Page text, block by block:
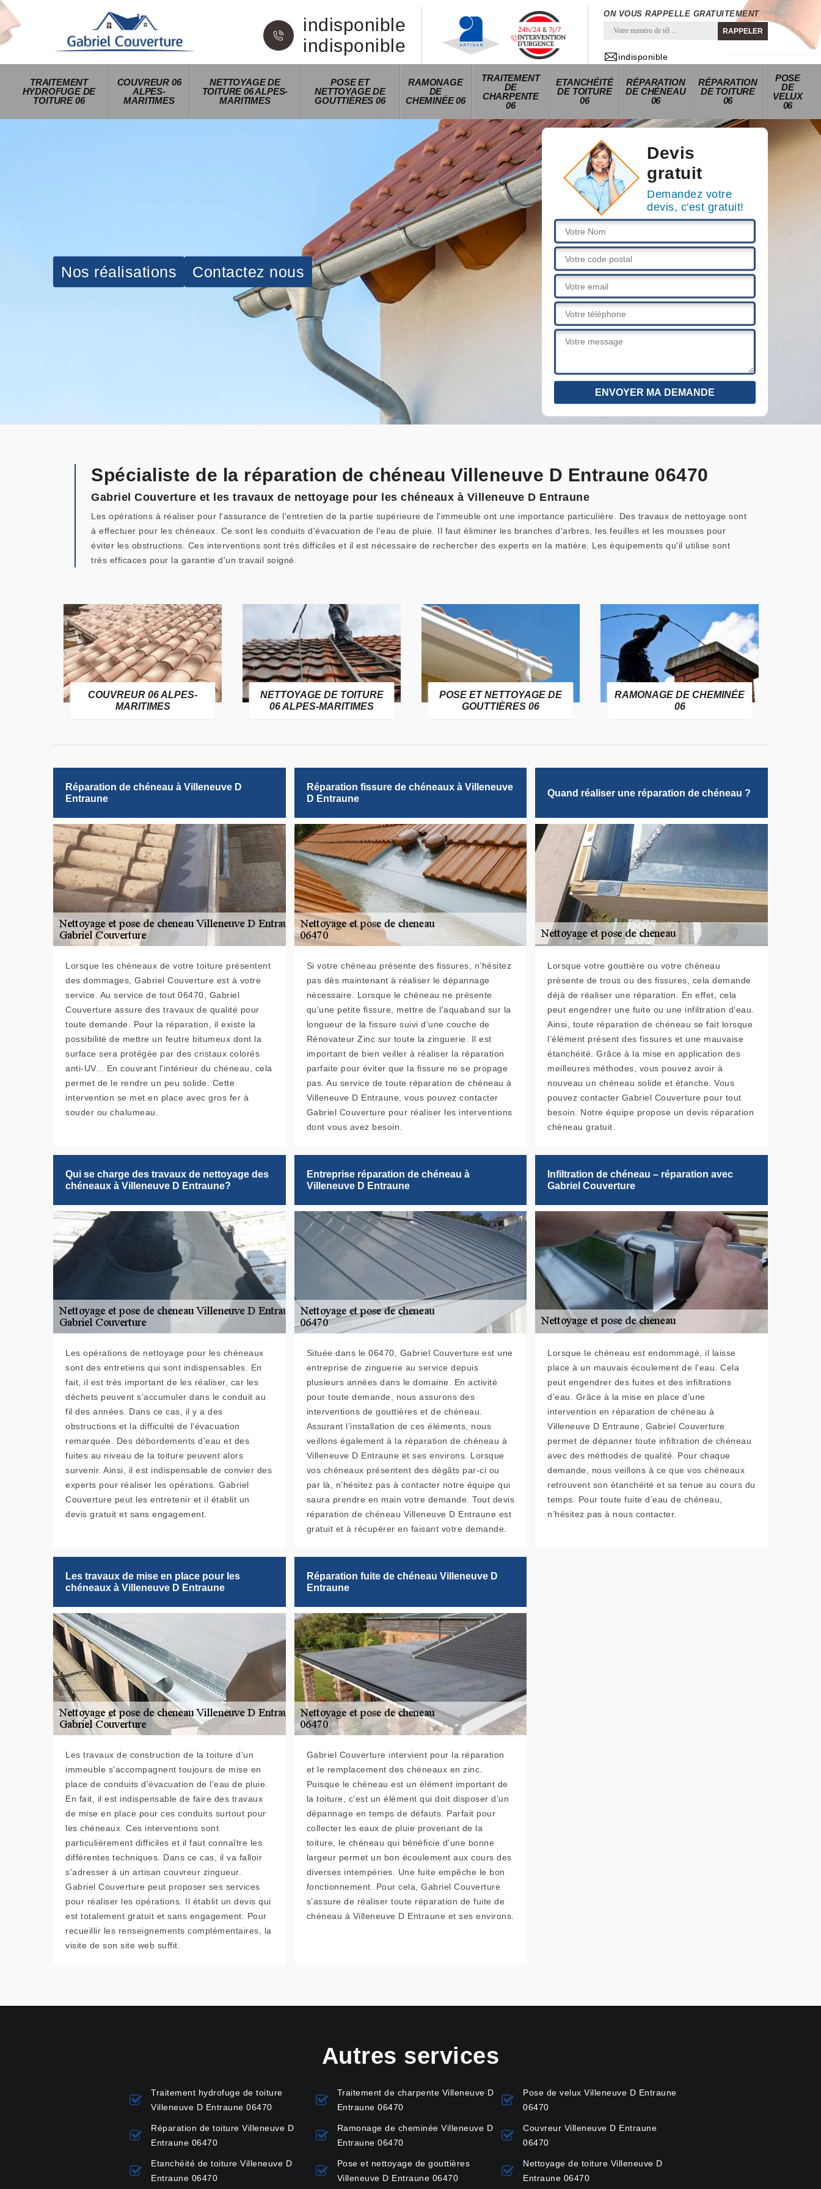
indisponible
indisponible
ON VOUS RAPPELLE GRATUITEMENT
indisponible
TRAITEMENT
HYDROFUGE DE
TOITURE 06
COUVREUR 06
ALPES-
MARITIMES
NETTOYAGE DE
TOITURE 06 ALPES-
MARITIMES
POSE ET
NETTOYAGE DE
GOUTTIÈRES 06
RAMONAGE
DE
CHEMINÉE 06
TRAITEMENT
DE
CHARPENTE
06
ETANCHÉITÉ
DE TOITURE
06
RÉPARATION
DE CHÉNEAU
06
RÉPARATION
DE TOITURE
06
POSE
DE
VELUX
06
Nos réalisations Contactez nous
Devis
gratuit
Demandez votre
devis, c'est gratuit!
Spécialiste de la réparation de chéneau Villeneuve D Entraune 06470
Gabriel Couverture et les travaux de nettoyage pour les chéneaux à Villeneuve D Entraune
Les opérations à réaliser pour l'assurance de l'entretien de la partie supérieure de l'immeuble ont une importance particulière. Des travaux de nettoyage sont
à effectuer pour les chéneaux. Ce sont les conduits d'évacuation de l'eau de pluie. Il faut éliminer les branches d'arbres, les feuilles et les mousses pour
éviter les obstructions. Ces interventions sont très difficiles et il est nécessaire de rechercher des experts en la matière. Les équipements qu'il utilise sont
très efficaces pour la garantie d'un travail soigné.
COUVREUR 06 ALPES-
MARITIMES
NETTOYAGE DE TOITURE
06 ALPES-MARITIMES
POSE ET NETTOYAGE DE
GOUTTIÈRES 06
RAMONAGE DE CHEMINÉE
06
Réparation de chéneau à Villeneuve D
Entraune
Lorsque les chéneaux de votre toiture présentent
des dommages, Gabriel Couverture est à votre
service. Au service de tout 06470, Gabriel
Couverture assure des travaux de qualité pour
toute demande. Pour la réparation, il existe la
possibilité de mettre un feutre bitumeux dont la
surface sera protégée par des cristaux colorés
anti-UV... En couvrant l'intérieur du chéneau, cela
permet de le rendre un peu solide. Cette
intervention se met en place avec gros fer à
souder ou chalumeau.
Réparation fissure de chéneaux à Villeneuve
D Entraune
Si votre chéneau présente des fissures, n’hésitez
pas dès maintenant à réaliser le dépannage
nécessaire. Lorsque le chéneau ne présente
qu’une petite fissure, mettre de l'aquaband sur la
longueur de la fissure suivi d’une couche de
Rénovateur Zinc sur toute la zinguerie. Il est
important de bien veiller à réaliser la réparation
parfaite pour éviter que la fissure ne se propage
pas. Au service de toute réparation de chéneau à
Villeneuve D Entraune, vous pouvez contacter
Gabriel Couverture pour réaliser les interventions
dont vous avez besoin.
Quand réaliser une réparation de chéneau ?
Lorsque votre gouttière ou votre chéneau
présente de trous ou des fissures, cela demande
déjà de réaliser une réparation. En effet, cela
peut engendrer une fuite ou une infiltration d’eau.
Ainsi, toute réparation de chéneau se fait lorsque
l’élément présent des fissures et une mauvaise
étanchéité. Grâce à la mise en application des
meilleures méthodes, vous pouvez avoir à
nouveau un chéneau solide et étanche. Vous
pouvez contacter Gabriel Couverture pour tout
besoin. Notre équipe propose un devis réparation
chéneau gratuit.
Qui se charge des travaux de nettoyage des
chéneaux à Villeneuve D Entraune?
Les opérations de nettoyage pour les chéneaux
sont des entretiens qui sont indispensables. En
fait, il est très important de les réaliser, car les
déchets peuvent s'accumuler dans le conduit au
fil des années. Dans ce cas, il y a des
obstructions et la difficulté de l'évacuation
remarquée. Des débordements d'eau et des
fuites au niveau de la toiture peuvent alors
survenir. Ainsi, il est indispensable de convier des
experts pour réaliser les opérations. Gabriel
Couverture peut les entretenir et il établit un
devis gratuit et sans engagement.
Entreprise réparation de chéneau à
Villeneuve D Entraune
Située dans le 06470, Gabriel Couverture est une
entreprise de zinguerie au service depuis
plusieurs années dans le domaine. En activité
pour toute demande, nous assurons des
interventions de gouttières et de chéneau.
Assurant l’installation de ces éléments, nous
veillons également à la réparation de chéneau à
Villeneuve D Entraune et ses environs. Lorsque
vos chéneaux présentent des dégâts par-ci ou
par là, n’hésitez pas à contacter notre équipe qui
saura prendre en main votre demande. Tout devis
réparation de chéneau Villeneuve D Entraune est
gratuit et à récupérer en faisant votre demande.
Infiltration de chéneau – réparation avec
Gabriel Couverture
Lorsque le chéneau est endommagé, il laisse
place à un mauvais écoulement de l’eau. Cela
peut engendrer des fuites et des infiltrations
d’eau. Grâce à la mise en place d’une
intervention en réparation de chéneau à
Villeneuve D Entraune, Gabriel Couverture
permet de dépanner toute infiltration de chéneau
avec des méthodes de qualité. Pour chaque
demande, nous veillons à ce que vos chéneaux
retrouvent son étanchéité et sa tenue au cours du
temps. Pour toute fuite d’eau de chéneau,
n’hésitez pas à nous contacter.
Les travaux de mise en place pour les
chéneaux à Villeneuve D Entraune
Les travaux de construction de la toiture d'un
immeuble s'accompagnent toujours de mise en
place de conduits d'évacuation de l'eau de pluie.
En fait, il est indispensable de faire des travaux
de mise en place pour ces conduits surtout pour
les chéneaux. Ces interventions sont
particulièrement difficiles et il faut connaître les
différentes techniques. Dans ce cas, il va falloir
s'adresser à un artisan couvreur zingueur.
Gabriel Couverture peut proposer ses services
pour réaliser les opérations. Il établit un devis qui
est totalement gratuit et sans engagement. Pour
recueillir les renseignements complémentaires, la
visite de son site web suffit.
Réparation fuite de chéneau Villeneuve D
Entraune
Gabriel Couverture intervient pour la réparation
et le remplacement des chéneaux en zinc.
Puisque le chéneau est un élément important de
la toiture, c’est un élément qui doit disposer d’un
dépannage en temps de défauts. Parfait pour
collecter les eaux de pluie provenant de la
toiture, le chéneau qui bénéficie d'une bonne
largeur permet un bon écoulement aux cours des
diverses intempéries. Une fuite empêche le bon
fonctionnement. Pour cela, Gabriel Couverture
s’assure de réaliser toute réparation de fuite de
chéneau à Villeneuve D Entraune et ses environs.
Autres services
Traitement hydrofuge de toiture
Villeneuve D Entraune 06470
Réparation de toiture Villeneuve D
Entraune 06470
Etanchéité de toiture Villeneuve D
Entraune 06470
Traitement de charpente Villeneuve D
Entraune 06470
Ramonage de cheminée Villeneuve D
Entraune 06470
Pose et nettoyage de gouttières
Villeneuve D Entraune 06470
Pose de velux Villeneuve D Entraune
06470
Couvreur Villeneuve D Entraune
06470
Nettoyage de toiture Villeneuve D
Entraune 06470